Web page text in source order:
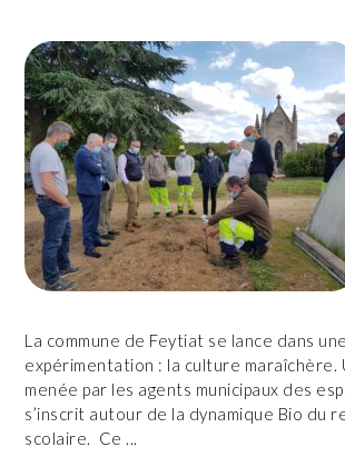
La commune de Feytiat se lance dans
expérimentation : la culture maraîchère.
menée par les agents municipaux des
s’inscrit autour de la dynamique Bio du
scolaire. Ce ...